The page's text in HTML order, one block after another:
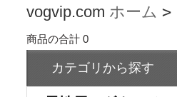
vogvip.com ホーム >
商品の合計 0
カテゴリから探す